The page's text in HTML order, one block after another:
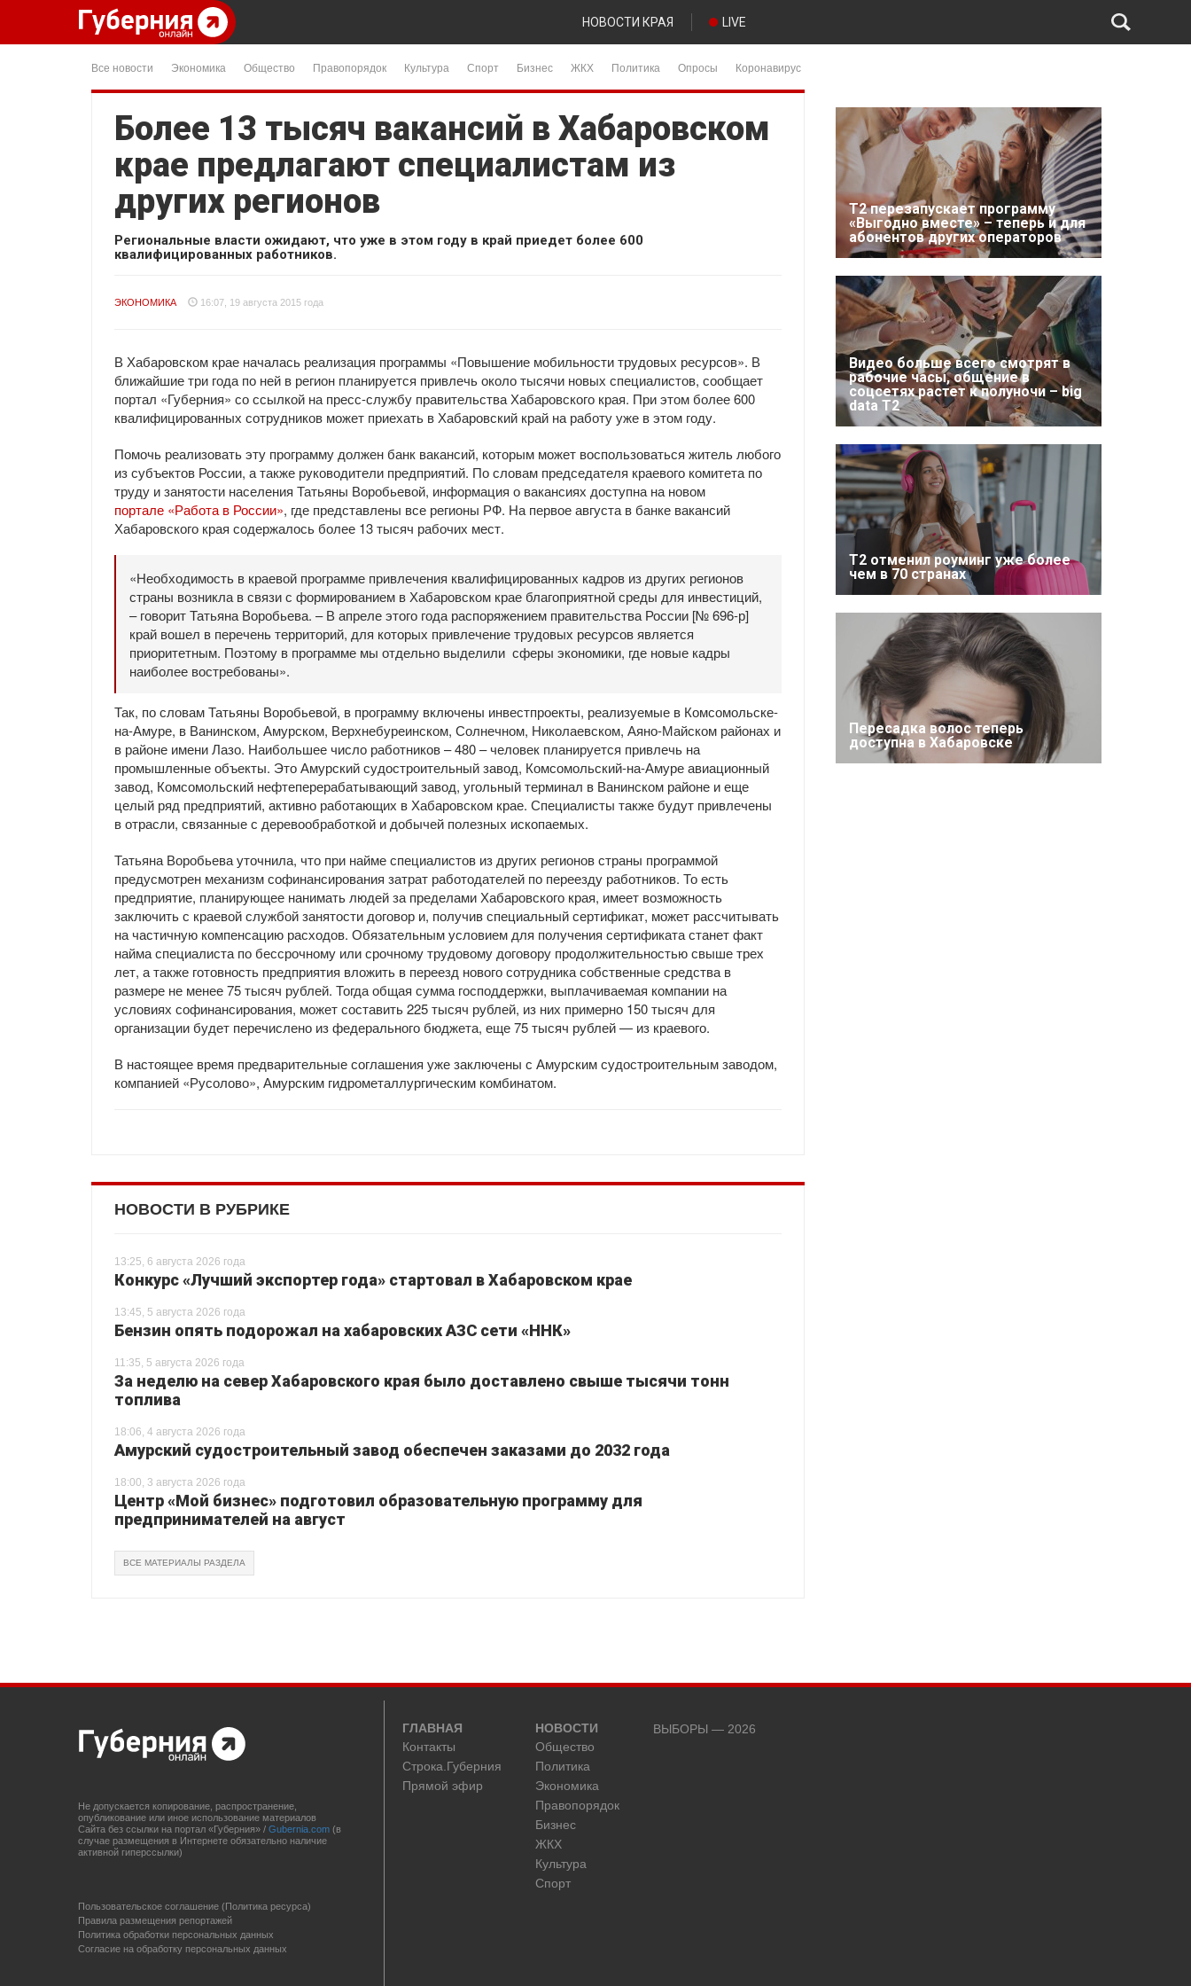
НОВОСТИ КРАЯ LIVE
Все новости Экономика Общество Правопорядок Культура Спорт Бизнес ЖКХ Политика Опросы Коронавирус
Более 13 тысяч вакансий в Хабаровском
крае предлагают специалистам из
других регионов
Региональные власти ожидают, что уже в этом году в край приедет более 600
квалифицированных работников.
ЭКОНОМИКА 16:07, 19 августа 2015 года
В Хабаровском крае началась реализация программы «Повышение мобильности трудовых ресурсов». В
ближайшие три года по ней в регион планируется привлечь около тысячи новых специалистов, сообщает
портал «Губерния» со ссылкой на пресс-службу правительства Хабаровского края. При этом более 600
квалифицированных сотрудников может приехать в Хабаровский край на работу уже в этом году.
Помочь реализовать эту программу должен банк вакансий, которым может воспользоваться житель любого
из субъектов России, а также руководители предприятий. По словам председателя краевого комитета по
труду и занятости населения Татьяны Воробьевой, информация о вакансиях доступна на новом
портале «Работа в России», где представлены все регионы РФ. На первое августа в банке вакансий
Хабаровского края содержалось более 13 тысяч рабочих мест.
«Необходимость в краевой программе привлечения квалифицированных кадров из других регионов
страны возникла в связи с формированием в Хабаровском крае благоприятной среды для инвестиций,
– говорит Татьяна Воробьева. – В апреле этого года распоряжением правительства России [№ 696-р]
край вошел в перечень территорий, для которых привлечение трудовых ресурсов является
приоритетным. Поэтому в программе мы отдельно выделили сферы экономики, где новые кадры
наиболее востребованы».
Так, по словам Татьяны Воробьевой, в программу включены инвестпроекты, реализуемые в Комсомольске-
на-Амуре, в Ванинском, Амурском, Верхнебуреинском, Солнечном, Николаевском, Аяно-Майском районах и
в районе имени Лазо. Наибольшее число работников – 480 – человек планируется привлечь на
промышленные объекты. Это Амурский судостроительный завод, Комсомольский-на-Амуре авиационный
завод, Комсомольский нефтеперерабатывающий завод, угольный терминал в Ванинском районе и еще
целый ряд предприятий, активно работающих в Хабаровском крае. Специалисты также будут привлечены
в отрасли, связанные с деревообработкой и добычей полезных ископаемых.
Татьяна Воробьева уточнила, что при найме специалистов из других регионов страны программой
предусмотрен механизм софинансирования затрат работодателей по переезду работников. То есть
предприятие, планирующее нанимать людей за пределами Хабаровского края, имеет возможность
заключить с краевой службой занятости договор и, получив специальный сертификат, может рассчитывать
на частичную компенсацию расходов. Обязательным условием для получения сертификата станет факт
найма специалиста по бессрочному или срочному трудовому договору продолжительностью свыше трех
лет, а также готовность предприятия вложить в переезд нового сотрудника собственные средства в
размере не менее 75 тысяч рублей. Тогда общая сумма господдержки, выплачиваемая компании на
условиях софинансирования, может составить 225 тысяч рублей, из них примерно 150 тысяч для
организации будет перечислено из федерального бюджета, еще 75 тысяч рублей — из краевого.
В настоящее время предварительные соглашения уже заключены с Амурским судостроительным заводом,
компанией «Русолово», Амурским гидрометаллургическим комбинатом.
НОВОСТИ В РУБРИКЕ
13:25, 6 августа 2026 года
Конкурс «Лучший экспортер года» стартовал в Хабаровском крае
13:45, 5 августа 2026 года
Бензин опять подорожал на хабаровских АЗС сети «ННК»
11:35, 5 августа 2026 года
За неделю на север Хабаровского края было доставлено свыше тысячи тонн
топлива
18:06, 4 августа 2026 года
Амурский судостроительный завод обеспечен заказами до 2032 года
18:00, 3 августа 2026 года
Центр «Мой бизнес» подготовил образовательную программу для
предпринимателей на август
ВСЕ МАТЕРИАЛЫ РАЗДЕЛА
Т2 перезапускает программу
«Выгодно вместе» – теперь и для
абонентов других операторов
Видео больше всего смотрят в
рабочие часы, общение в
соцсетях растет к полуночи – big
data T2
Т2 отменил роуминг уже более
чем в 70 странах
Пересадка волос теперь
доступна в Хабаровске
Не допускается копирование, распространение,
опубликование или иное использование материалов
Сайта без ссылки на портал «Губерния» / Gubernia.com (в
случае размещения в Интернете обязательно наличие
активной гиперссылки)
Пользовательское соглашение (Политика ресурса)
Правила размещения репортажей
Политика обработки персональных данных
Согласие на обработку персональных данных
ГЛАВНАЯ
Контакты
Строка.Губерния
Прямой эфир
НОВОСТИ
Общество
Политика
Экономика
Правопорядок
Бизнес
ЖКХ
Культура
Спорт
ВЫБОРЫ — 2026